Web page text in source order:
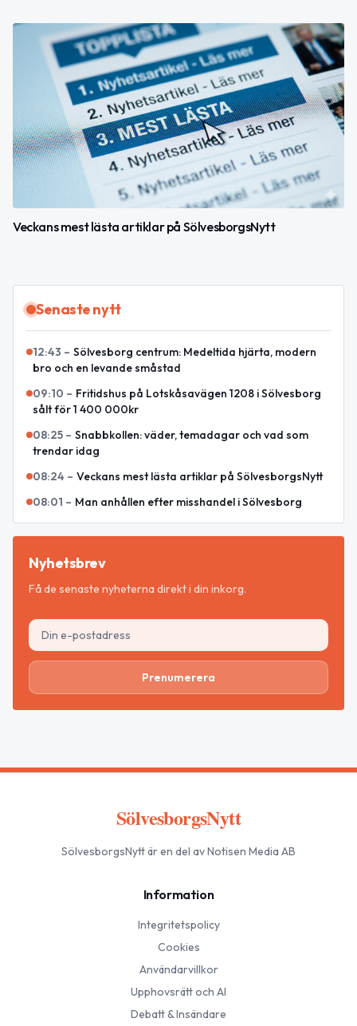
Veckans mest lästa artiklar på SölvesborgsNytt
Senaste nytt
12:43 – Sölvesborg centrum: Medeltida hjärta, modern
bro och en levande småstad
09:10 – Fritidshus på Lotskåsavägen 1208 i Sölvesborg
sålt för 1 400 000kr
08:25 – Snabbkollen: väder, temadagar och vad som
trendar idag
08:24 – Veckans mest lästa artiklar på SölvesborgsNytt
08:01 – Man anhållen efter misshandel i Sölvesborg
Nyhetsbrev
Få de senaste nyheterna direkt i din inkorg.
Prenumerera
SölvesborgsNytt
SölvesborgsNyttär en del av Notisen Media AB
Information
Integritetspolicy
Cookies
Användarvillkor
Upphovsrätt och AI
Debatt & Insändare